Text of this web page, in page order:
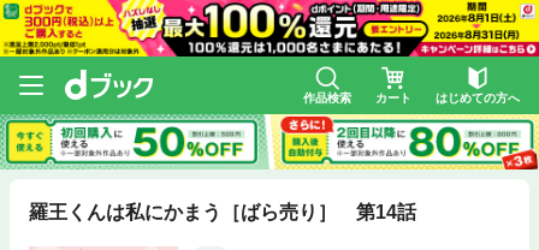
作品検索 カート はじめての方へ
羅王くんは私にかまう［ばら売り］ 第14話